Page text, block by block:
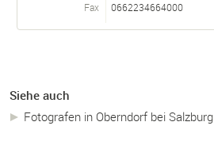
Fax 0662234664000
Siehe auch
Fotografen in Oberndorf bei Salzburg